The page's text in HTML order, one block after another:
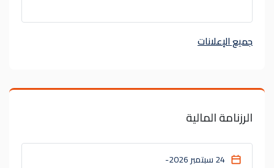
جميع الإعلانات
الرزنامة المالية
24 سبتمبر 2026 -